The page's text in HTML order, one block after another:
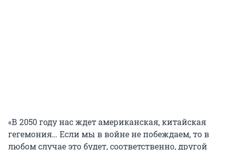
«В 2050 году нас ждет американская, китайская
гегемония… Если мы в войне не побеждаем, то в
любом случае это будет, соответственно, другой